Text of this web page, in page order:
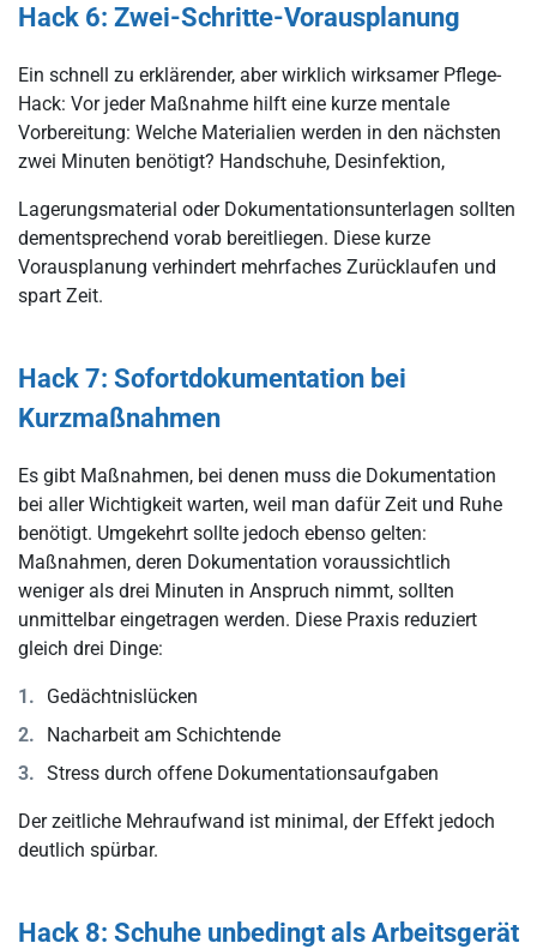
Hack 6: Zwei-Schritte-Vorausplanung
Ein schnell zu erklärender, aber wirklich wirksamer Pflege-
Hack: Vor jeder Maßnahme hilft eine kurze mentale
Vorbereitung: Welche Materialien werden in den nächsten
zwei Minuten benötigt? Handschuhe, Desinfektion,
Lagerungsmaterial oder Dokumentationsunterlagen sollten
dementsprechend vorab bereitliegen. Diese kurze
Vorausplanung verhindert mehrfaches Zurücklaufen und
spart Zeit.
Hack 7: Sofortdokumentation bei
Kurzmaßnahmen
Es gibt Maßnahmen, bei denen muss die Dokumentation
bei aller Wichtigkeit warten, weil man dafür Zeit und Ruhe
benötigt. Umgekehrt sollte jedoch ebenso gelten:
Maßnahmen, deren Dokumentation voraussichtlich
weniger als drei Minuten in Anspruch nimmt, sollten
unmittelbar eingetragen werden. Diese Praxis reduziert
gleich drei Dinge:
Gedächtnislücken
Nacharbeit am Schichtende
Stress durch offene Dokumentationsaufgaben
Der zeitliche Mehraufwand ist minimal, der Effekt jedoch
deutlich spürbar.
Hack 8: Schuhe unbedingt als Arbeitsgerät